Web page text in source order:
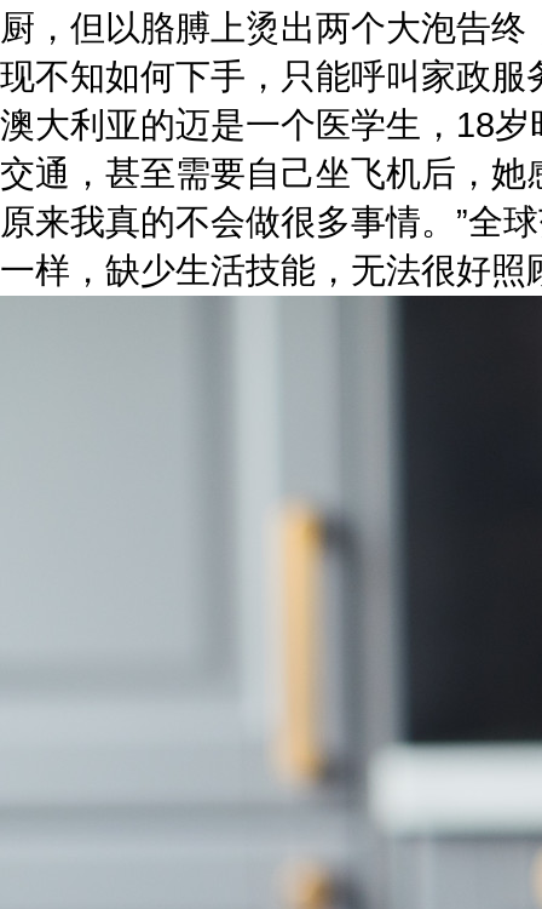
厨，但以胳膊上烫出两个大泡告
现不知如何下手，只能呼叫家政
澳大利亚的迈是一个医学生，18
交通，甚至需要自己坐飞机后，她
原来我真的不会做很多事情。”全
一样，缺少生活技能，无法很好